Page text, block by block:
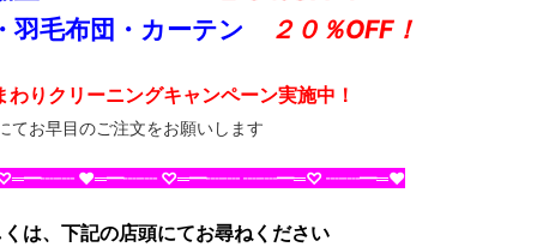
毛布団・カーテン
２ ０％OFF！
りクリーニングキャンペーン実施中！
早目のご注文をお願いします
♥═━┈┈ ♡═━┈┈ ┈┈━═♡ ┈┈━═♥
は、下記の店頭にてお尋ねください